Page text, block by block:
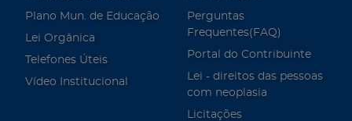
Plano Mun. de Educação
Lei Orgânica
Telefones Úteis
Vídeo Institucional
Perguntas
Frequentes(FAQ)
Portal do Contribuinte
Lei - direitos das pessoas
com neoplasia
Licitações